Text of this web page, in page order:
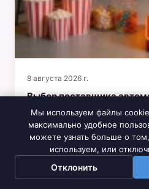
8 августа 2026 г.
Выбор поставщика
попкорна: что
Мы используем файлы
максимально удобное
можете узнать больше о
используем, или
Отклонить